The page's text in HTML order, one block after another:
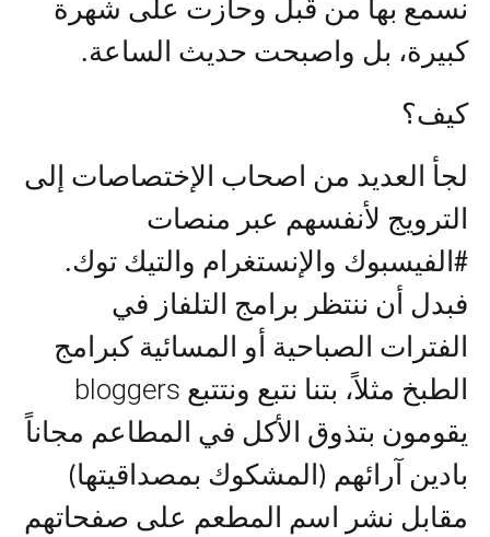
نسمع بها من قبل وحازت على شهرة
كبيرة، بل واصبحت حديث الساعة.
كيف؟
لجأ العديد من اصحاب الإختصاصات إلى
الترويج لأنفسهم عبر منصات
#الفيسبوك والإنستغرام والتيك توك.
فبدل أن ننتظر برامج التلفاز في
الفترات الصباحية أو المسائية كبرامج
الطبخ مثلاً، بتنا نتبع ونتتبع bloggers
يقومون بتذوق الأكل في المطاعم مجاناً
بادين آرائهم (المشكوك بمصداقيتها)
مقابل نشر اسم المطعم على صفحاتهم